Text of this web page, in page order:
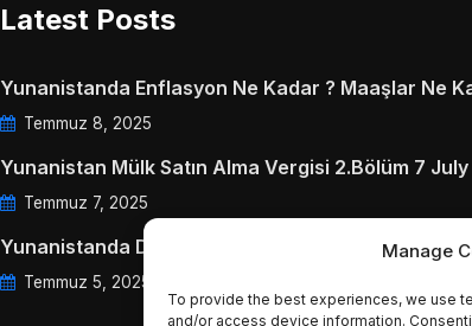
Manage
To provide the best experiences, we use
and/or access device information.
Latest Posts
Yunanistanda Enflasyon Ne Kadar ? Maaşlar Ne
Temmuz 8, 2025
Yunanistan Mülk Satın Alma Vergisi 2.Bölüm 7
Temmuz 7, 2025
Yunanistanda Daire Aidatları ve Ödenmezse Ne
Temmuz 5, 2025